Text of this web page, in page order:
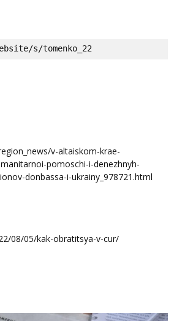
s/tomenko_22
v-altaiskom-krae-
pomoschi-i-denezhnyh-
donbassa-i-ukrainy_978721.html
08/05/kak-obratitsya-v-cur/